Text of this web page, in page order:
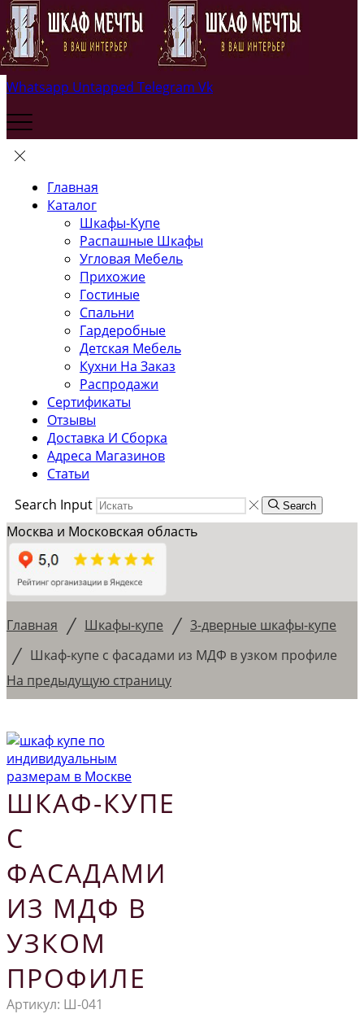
Whatsapp Untapped Telegram Vk
Главная
Каталог
Шкафы-Купе
Распашные Шкафы
Угловая Мебель
Прихожие
Гостиные
Спальни
Гардеробные
Детская Мебель
Кухни На Заказ
Распродажи
Сертификаты
Отзывы
Доставка И Сборка
Адреса Магазинов
Статьи
Search Input
Search
Москва и Московская область
Главная / Шкафы-купе / 3-дверные шкафы-купе
/ Шкаф-купе с фасадами из МДФ в узком профиле
На предыдущую страницу
ШКАФ-КУПЕ
С
ФАСАДАМИ
ИЗ МДФ В
УЗКОМ
ПРОФИЛЕ
Артикул: Ш-041